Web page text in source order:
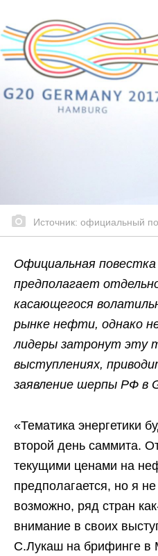
Источник: официальный
Официальная
предполагает
касающегося
рынке нефти, однако
лидеры затронут эту
выступлениях,
заявление шерпы РФ в
«Тематика энергетики
второй день саммита.
текущими ценами на
предполагается, но я
возможно, ряд стран
внимание в своих
С.Лукаш на брифинге в